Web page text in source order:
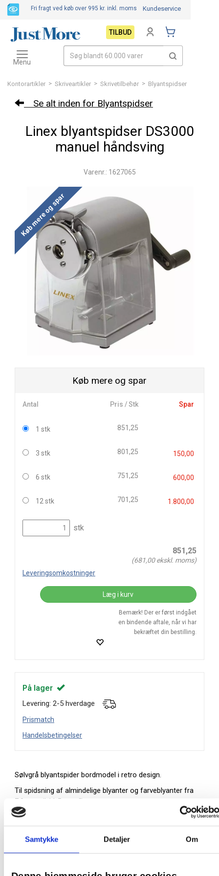
Samtykke Detaljer Om
Kontorartikler > Skriveartikler > Skrivetilbehør > Blyantspidser
Se alt inden for Blyantspidser
Linex blyantspidser DS3000
manuel håndsving
Varenr.: 1627065
Køb mere og spar
Køb mere og spar
Antal Pris / Stk Spar
1 stk 851,25
3 stk 801,25 150,00
6 stk 751,25 600,00
12 stk 701,25 1.800,00
stk
851,25
(681,00ekskl. moms)
Leveringsomkostninger
Læg i kurv
Bemærk! Der er først indgået
en bindende aftale, når vi har
bekræftet din bestilling.
På lager
Levering: 2-5 hverdage
Prismatch
Handelsbetingelser
Sølvgrå blyantspider bordmodel i retro design.
Til spidsning af almindelige blyanter og farveblyanter fra
7,8 mm til 11,5 mm Ø.
Justeringsskrue på bagsiden giver mulighed for at
spidse hhv. farveblyanter med kort spids eller
standardblyanter med lang spids
Fri fragt ved køb over 995 kr. inkl. moms Kundeservice
TILBUD
Toggle
navigation
Menu